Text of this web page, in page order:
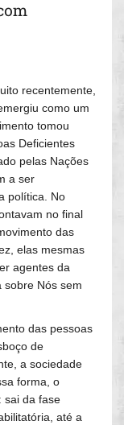
recentemente,
como um
tomou
Deficientes
pelas Nações
a ser
política. No
no final
das
elas mesmas
agentes da
sobre Nós sem
das pessoas
de
a sociedade
forma, o
sai da fase
até a